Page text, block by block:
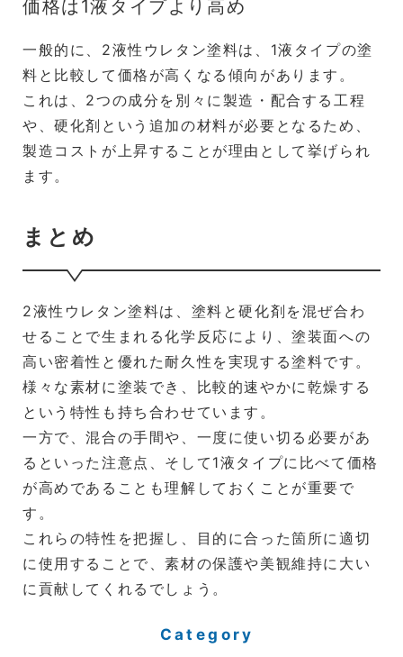
価格は1液タイプより高め
一般的に、2液性ウレタン塗料は、1液タイプの塗
料と比較して価格が高くなる傾向があります。
これは、2つの成分を別々に製造・配合する工程
や、硬化剤という追加の材料が必要となるため、
製造コストが上昇することが理由として挙げられ
ます。
まとめ
2液性ウレタン塗料は、塗料と硬化剤を混ぜ合わ
せることで生まれる化学反応により、塗装面への
高い密着性と優れた耐久性を実現する塗料です。
様々な素材に塗装でき、比較的速やかに乾燥する
という特性も持ち合わせています。
一方で、混合の手間や、一度に使い切る必要があ
るといった注意点、そして1液タイプに比べて価格
が高めであることも理解しておくことが重要で
す。
これらの特性を把握し、目的に合った箇所に適切
に使用することで、素材の保護や美観維持に大い
に貢献してくれるでしょう。
Category